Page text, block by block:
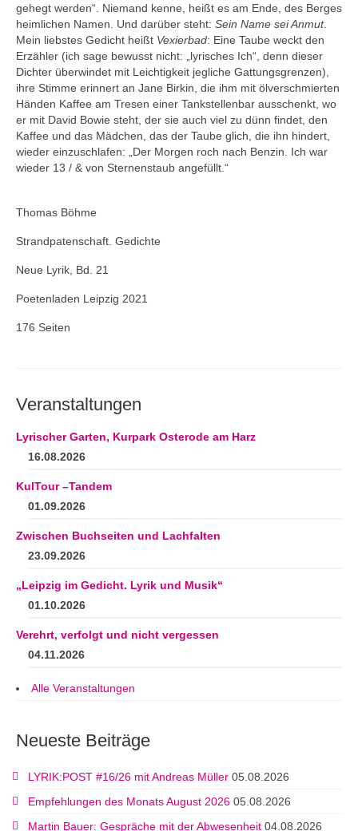
gehegt werden“. Niemand kenne, heißt es am Ende, des Berges
heimlichen Namen. Und darüber steht: Sein Name sei Anmut.
Mein liebstes Gedicht heißt Vexierbad: Eine Taube weckt den
Erzähler (ich sage bewusst nicht: „lyrisches Ich“, denn dieser
Dichter überwindet mit Leichtigkeit jegliche Gattungsgrenzen),
ihre Stimme erinnert an Jane Birkin, die ihm mit ölverschmierten
Händen Kaffee am Tresen einer Tankstellenbar ausschenkt, wo
er mit David Bowie steht, der sie auch viel zu dünn findet, den
Kaffee und das Mädchen, das der Taube glich, die ihn hindert,
wieder einzuschlafen: „Der Morgen roch nach Benzin. Ich war
wieder 13 / & von Sternenstaub angefüllt.“
Thomas Böhme
Strandpatenschaft. Gedichte
Neue Lyrik, Bd. 21
Poetenladen Leipzig 2021
176 Seiten
Veranstaltungen
Lyrischer Garten, Kurpark Osterode am Harz
16.08.2026
KulTour –Tandem
01.09.2026
Zwischen Buchseiten und Lachfalten
23.09.2026
„Leipzig im Gedicht. Lyrik und Musik“
01.10.2026
Verehrt, verfolgt und nicht vergessen
04.11.2026
Alle Veranstaltungen
Neueste Beiträge
LYRIK:POST #16/26 mit Andreas Müller 05.08.2026
Empfehlungen des Monats August 2026 05.08.2026
Martin Bauer: Gespräche mit der Abwesenheit 04.08.2026